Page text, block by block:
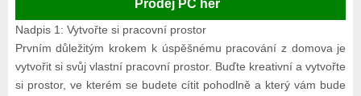
Prodej PC her
Nadpis 1: Vytvořte si pracovní prostor
Prvním důležitým krokem k úspěšnému pracování z domova je
vytvořit si svůj vlastní pracovní prostor. Buďte kreativní a vytvořte
si prostor, ve kterém se budete cítit pohodlně a který vám bude